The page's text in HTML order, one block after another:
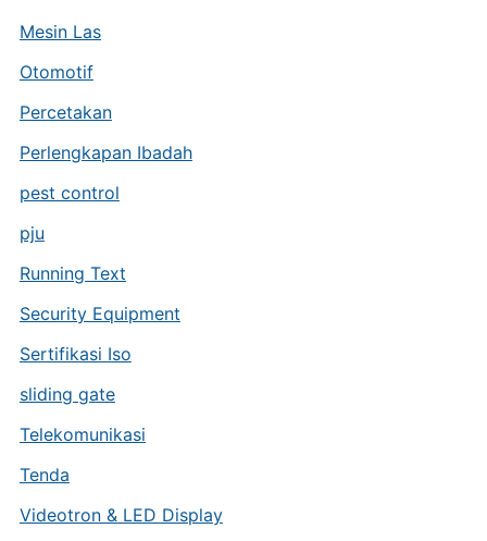
Mesin Las
Otomotif
Percetakan
Perlengkapan Ibadah
pest control
pju
Running Text
Security Equipment
Sertifikasi Iso
sliding gate
Telekomunikasi
Tenda
Videotron & LED Display